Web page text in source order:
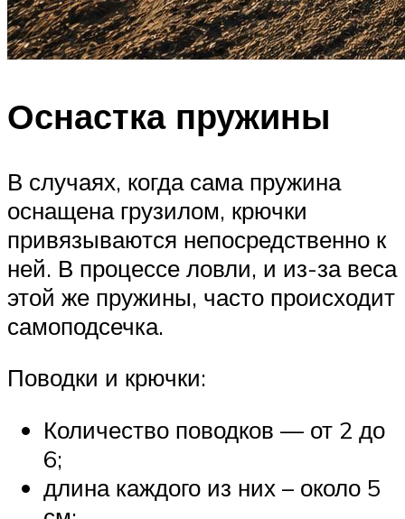
Оснастка пружины
В случаях, когда сама пружина
оснащена грузилом, крючки
привязываются непосредственно к
ней. В процессе ловли, и из-за веса
этой же пружины, часто происходит
самоподсечка.
Поводки и крючки:
Количество поводков — от 2 до
6;
длина каждого из них – около 5